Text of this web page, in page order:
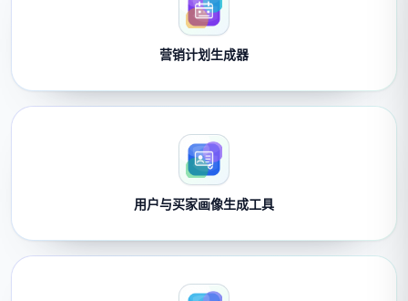
营销计划生成器
用户与买家画像生成工具